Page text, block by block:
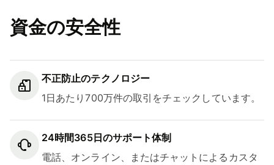
資金の安全性
不正防止のテクノロジー
1日あたり700万件の取引をチェックしています。
24時間365日のサポート体制
電話、オンライン、またはチャットによるカスタ